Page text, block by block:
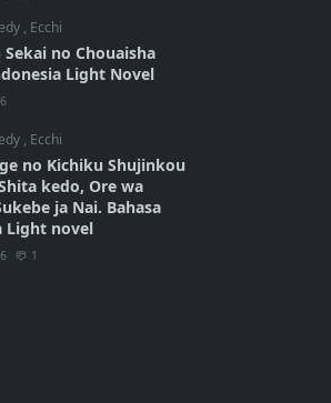
, Ecchi
no Chouaisha
Light Novel
, Ecchi
no Kichiku Shujinkou
kedo, Ore wa
ja Nai. Bahasa
Light novel
1